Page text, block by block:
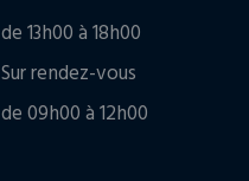
de 13h00 à 18h00
Sur rendez-vous
de 09h00 à 12h00